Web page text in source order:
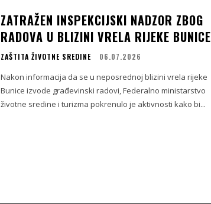
ZATRAŽEN INSPEKCIJSKI NADZOR ZBOG
RADOVA U BLIZINI VRELA RIJEKE BUNICE
ZAŠTITA ŽIVOTNE SREDINE 06.07.2026
Nakon informacija da se u neposrednoj blizini vrela rijeke
Bunice izvode građevinski radovi, Federalno ministarstvo
životne sredine i turizma pokrenulo je aktivnosti kako bi...